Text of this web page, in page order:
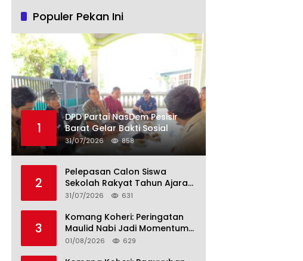
Populer Pekan Ini
1
DPD Partai NasDem Pesisir
Barat Gelar Bakti Sosial
31/07/2026 858
2
Pelepasan Calon Siswa
Sekolah Rakyat Tahun Ajaran
2026–2027, Plt. Bupati
Hadirkan Pendidikan
Berkualitas
31/07/2026 631
3
Komang Koheri: Peringatan
Maulid Nabi Jadi Momentum
Perkuat Ukhuwah Umat di
01/08/2026 629